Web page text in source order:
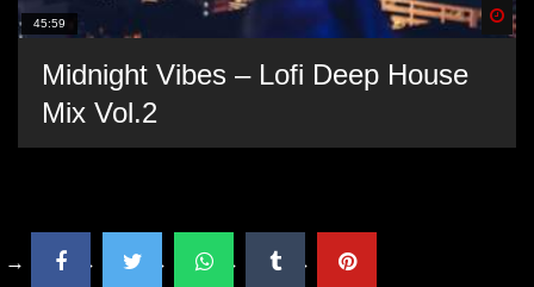
45:59
Midnight Vibes – Lofi Deep House
Mix Vol.2